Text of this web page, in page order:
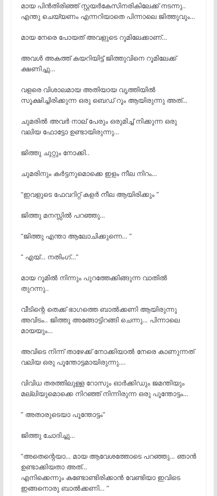
മായ പിൻതിരിഞ്ഞ് സ്റ്റയർകേസിനരികിലേക്ക് നടന്നു..
എന്തു ചെയ്യണം എന്നറിയാതെ പിന്നാലെ ജിത്തുവും…
മായ നേരെ പോയത് അവളുടെ റൂമിലേക്കാണ്…
അവൾ അകത്ത് കയറിയിട്ട് ജിത്തുവിനെ റൂമിലേക്ക്
ക്ഷണിച്ചു…
വളരെ വിശാലമായ അതിയായ വൃത്തിയിൽ
സൂക്ഷിച്ചിരിക്കുന്ന ഒരു ബെഡ് റൂം ആയിരുന്നു അത്…
ചുമരിൽ അവർ നാല് പേരും ഒരുമിച്ച് നിക്കുന്ന ഒരു
വലിയ ഫോട്ടോ ഉണ്ടായിരുന്നു…
ജിത്തു ചുറ്റും നോക്കി..
ചുമരിനും കർട്ടനുമൊക്കെ ഇളം നീല നിറം…
“ഇവളുടെ ഫേവറിറ്റ് കളർ നീല ആയിരിക്കും ”
ജിത്തു മനസ്സിൽ പറഞ്ഞു…
“ജിത്തു എന്താ ആലോചിക്കുന്നെ… ”
” എയ്… നതിംഗ്…”
മായ റൂമിൽ നിന്നും പുറത്തേക്കിങ്ങുന്ന വാതിൽ
തുറന്നു..
വീടിന്റെ തെക്ക് ഭാഗത്തെ ബാൽക്കണി ആയിരുന്നു
അവിടം.. ജിത്തു അങ്ങോട്ടിറങ്ങി ചെന്നു… പിന്നാലെ
മായയും…
അവിടെ നിന്ന് താഴേക്ക് നോക്കിയാൽ നേരെ കാണുന്നത്
വലിയ ഒരു പൂന്തോട്ടമായിരുന്നു….
വിവിധ തരത്തിലുള്ള റോസും ഓർക്കിഡും ജമന്തിയും
മല്ലിയുമൊക്കെ നിറഞ്ഞ് നിന്നിരുന്ന ഒരു പൂന്തോട്ടം…
” അതാരുടെയാ പൂന്തോട്ടം”
ജിത്തു ചോദിച്ചു…
“അതെന്റെയാ… മായ ആവേശത്തോടെ പറഞ്ഞു… ഞാൻ
ഉണ്ടാക്കിയതാ അത്…
എനിക്കെന്നും കണ്ടോണ്ടിരിക്കാൻ വേണ്ടിയാ ഇവിടെ
ഇങ്ങനൊരു ബാൽക്കണി… ”